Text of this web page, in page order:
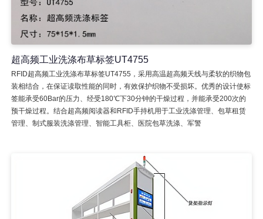
超高频工业洗涤布草标签UT4755
RFID超高频工业洗涤布草标签UT4755，采用高温超高频天线与柔软的织物包
装相结合，在保证读取性能的同时，有效保护织物不受损坏。优秀的设计使标
签能承受60Bar的压力、经受180℃下30分钟的干燥过程，并能承受200次的
预干燥过程。结合超高频阅读器和RFID手持机用于工业洗涤管理、包草租赁
管理、制式服装洗涤管理、智能工具柜、医院包草洗涤、军警